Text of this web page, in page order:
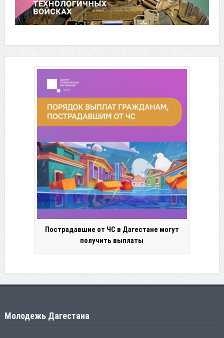
Пострадавшие от ЧС в Дагестане могут
получить выплаты
Молодежь Дагестана